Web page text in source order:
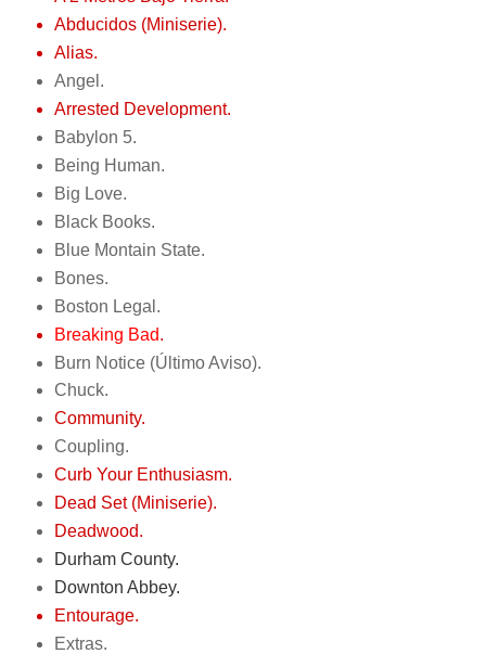
Abducidos (Miniserie).
Alias.
Angel.
Arrested Development.
Babylon 5.
Being Human.
Big Love.
Black Books.
Blue Montain State.
Bones.
Boston Legal.
Breaking Bad.
Burn Notice (Último Aviso).
Chuck.
Community.
Coupling.
Curb Your Enthusiasm.
Dead Set (Miniserie).
Deadwood.
Durham County.
Downton Abbey.
Entourage.
Extras.